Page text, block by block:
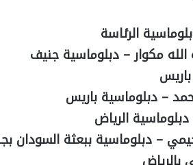
الرئاسة
مكوار – دبلوماسية جنيف
– دبلوماسية باريس
الرياض
– دبلوماسية ببعثة السودان